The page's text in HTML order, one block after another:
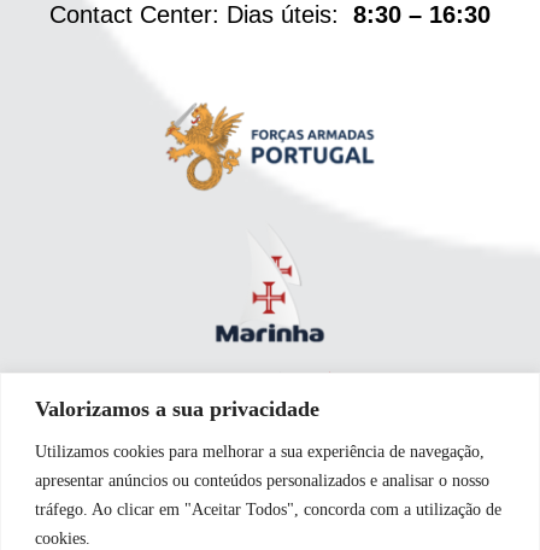
Valorizamos a sua privacidade
Utilizamos cookies para melhorar a sua experiência de navegação,
apresentar anúncios ou conteúdos personalizados e analisar o nosso
tráfego. Ao clicar em "Aceitar Todos", concorda com a utilização de
cookies.
Contact Center: Dias úteis: 8:30 – 16:30